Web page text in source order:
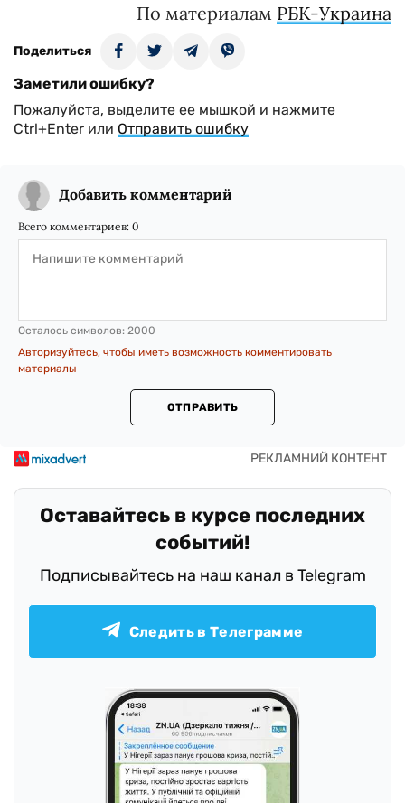
По материалам РБК-Украина
Поделиться
Заметили ошибку?
Пожалуйста, выделите ее мышкой и нажмите
Ctrl+Enter или Отправить ошибку
Добавить комментарий
Всего комментариев: 0
Осталось символов: 2000
Авторизуйтесь, чтобы иметь возможность комментировать
материалы
ОТПРАВИТЬ
Оставайтесь в курсе последних
событий!
Подписывайтесь на наш канал в Telegram
Следить в Телеграмме